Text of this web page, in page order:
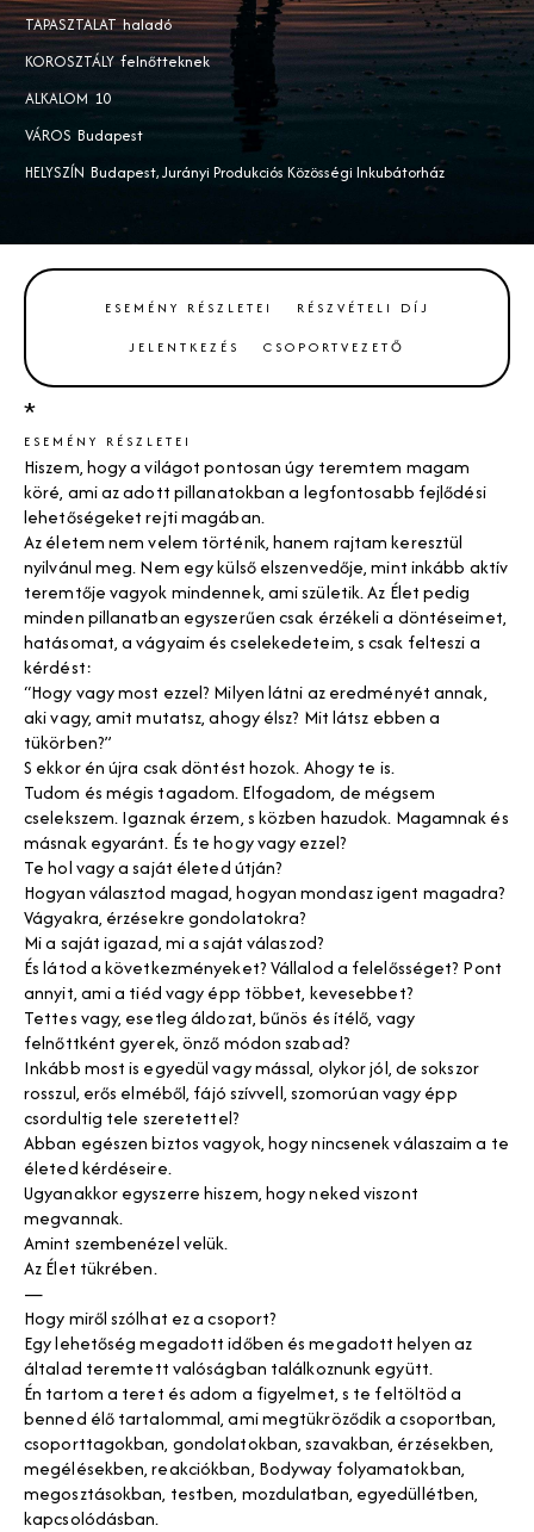
TAPASZTALAT haladó
KOROSZTÁLY felnőtteknek
ALKALOM 10
VÁROS Budapest
HELYSZÍN Budapest, Jurányi Produkciós Közösségi Inkubátorház
ESEMÉNY RÉSZLETEI RÉSZVÉTELI DÍJ
JELENTKEZÉS CSOPORTVEZETŐ
*
ESEMÉNY RÉSZLETEI
Hiszem, hogy a világot pontosan úgy teremtem magam
köré, ami az adott pillanatokban a legfontosabb fejlődési
lehetőségeket rejti magában.
Az életem nem velem történik, hanem rajtam keresztül
nyilvánul meg. Nem egy külső elszenvedője, mint inkább aktív
teremtője vagyok mindennek, ami születik. Az Élet pedig
minden pillanatban egyszerűen csak érzékeli a döntéseimet,
hatásomat, a vágyaim és cselekedeteim, s csak felteszi a
kérdést:
“Hogy vagy most ezzel? Milyen látni az eredményét annak,
aki vagy, amit mutatsz, ahogy élsz? Mit látsz ebben a
tükörben?”
S ekkor én újra csak döntést hozok. Ahogy te is.
Tudom és mégis tagadom. Elfogadom, de mégsem
cselekszem. Igaznak érzem, s közben hazudok. Magamnak és
másnak egyaránt. És te hogy vagy ezzel?
Te hol vagy a saját életed útján?
Hogyan választod magad, hogyan mondasz igent magadra?
Vágyakra, érzésekre gondolatokra?
Mi a saját igazad, mi a saját válaszod?
És látod a következményeket? Vállalod a felelősséget? Pont
annyit, ami a tiéd vagy épp többet, kevesebbet?
Tettes vagy, esetleg áldozat, bűnös és ítélő, vagy
felnőttként gyerek, önző módon szabad?
Inkább most is egyedül vagy mással, olykor jól, de sokszor
rosszul, erős elméből, fájó szívvell, szomorúan vagy épp
csordultig tele szeretettel?
Abban egészen biztos vagyok, hogy nincsenek válaszaim a te
életed kérdéseire.
Ugyanakkor egyszerre hiszem, hogy neked viszont
megvannak.
Amint szembenézel velük.
Az Élet tükrében.
—
Hogy miről szólhat ez a csoport?
Egy lehetőség megadott időben és megadott helyen az
általad teremtett valóságban találkoznunk együtt.
Én tartom a teret és adom a figyelmet, s te feltöltöd a
benned élő tartalommal, ami megtükröződik a csoportban,
csoporttagokban, gondolatokban, szavakban, érzésekben,
megélésekben, reakciókban, Bodyway folyamatokban,
megosztásokban, testben, mozdulatban, egyedüllétben,
kapcsolódásban.